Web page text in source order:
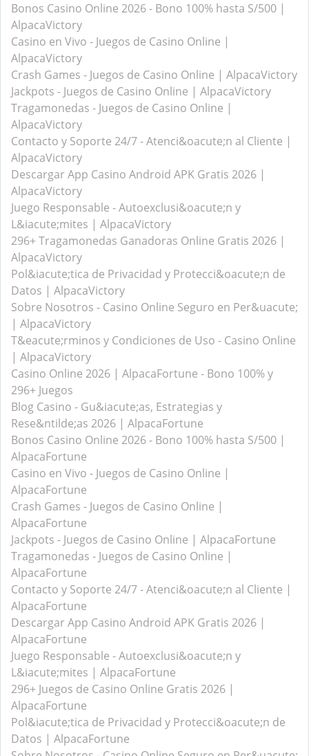
Bonos Casino Online 2026 - Bono 100% hasta S/500 |
AlpacaVictory
Casino en Vivo - Juegos de Casino Online |
AlpacaVictory
Crash Games - Juegos de Casino Online | AlpacaVictory
Jackpots - Juegos de Casino Online | AlpacaVictory
Tragamonedas - Juegos de Casino Online |
AlpacaVictory
Contacto y Soporte 24/7 - Atenci&oacute;n al Cliente |
AlpacaVictory
Descargar App Casino Android APK Gratis 2026 |
AlpacaVictory
Juego Responsable - Autoexclusi&oacute;n y
L&iacute;mites | AlpacaVictory
296+ Tragamonedas Ganadoras Online Gratis 2026 |
AlpacaVictory
Pol&iacute;tica de Privacidad y Protecci&oacute;n de
Datos | AlpacaVictory
Sobre Nosotros - Casino Online Seguro en Per&uacute;
| AlpacaVictory
T&eacute;rminos y Condiciones de Uso - Casino Online
| AlpacaVictory
Casino Online 2026 | AlpacaFortune - Bono 100% y
296+ Juegos
Blog Casino - Gu&iacute;as, Estrategias y
Rese&ntilde;as 2026 | AlpacaFortune
Bonos Casino Online 2026 - Bono 100% hasta S/500 |
AlpacaFortune
Casino en Vivo - Juegos de Casino Online |
AlpacaFortune
Crash Games - Juegos de Casino Online |
AlpacaFortune
Jackpots - Juegos de Casino Online | AlpacaFortune
Tragamonedas - Juegos de Casino Online |
AlpacaFortune
Contacto y Soporte 24/7 - Atenci&oacute;n al Cliente |
AlpacaFortune
Descargar App Casino Android APK Gratis 2026 |
AlpacaFortune
Juego Responsable - Autoexclusi&oacute;n y
L&iacute;mites | AlpacaFortune
296+ Juegos de Casino Online Gratis 2026 |
AlpacaFortune
Pol&iacute;tica de Privacidad y Protecci&oacute;n de
Datos | AlpacaFortune